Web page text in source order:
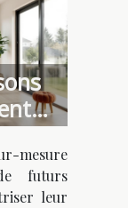
?
mesure
futurs
leur